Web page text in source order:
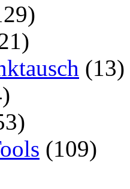
(13)
(109)